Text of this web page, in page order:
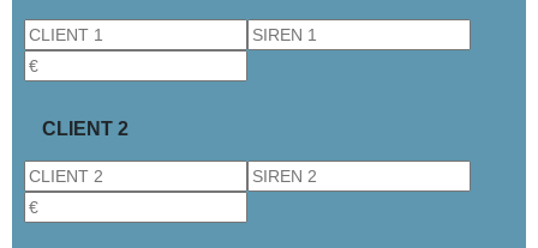
CLIENT 2